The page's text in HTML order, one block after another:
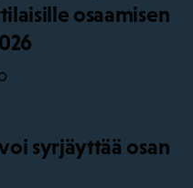
osaamisen
syrjäyttää osan